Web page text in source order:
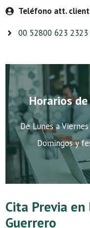
Teléfono att.
00 52800 623 2323
Horarios
De Lunes a
Domingos y
Cita Previa en
Guerrero